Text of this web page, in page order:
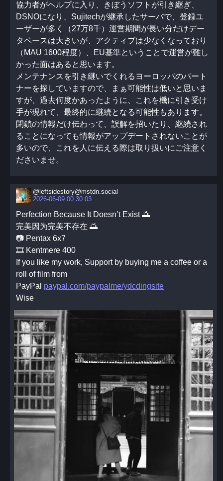
協力者がヘルプに入り、きぼうソフトが引き継ぎ、
DSNOになり、Sujitechが継承したサーバで、登録ユ
ーザーが多く（27万8千）運営期間が長い分だけデー
タベースは大きいが、アクティブは少なくなっており
（MAU 1600程度）、EU基準ということで運営が難し
かった面はあると思います。
メンテナンスを引き継いでくれるヨーロッパのパート
ナーを探していますので、まぁ可能性は低いと思いま
すが、過去何度かあったように、これを機に引き受け
手が現れて、最終的に継続となる可能性もあります。
閉鎖の情報だけ伝わって、誤解を招いたり、継続され
ることになっても情報がアップデートされないことが
多いので、これを人に伝える際は取り扱いにご注意く
ださいませ。
@leftsidestory@mstdn.social
2026-06-09 00:30:03
Perfection Because It Doesn’t Exist 🌅
完美因为完美不存在 🌅
📷 Pentax 6x7
🎞️ Kentmere 400
If you like my work, Support by buying me a coffee or a
roll of film from
PayPal paypal.com/paypalme/ydcdingsite
Wise